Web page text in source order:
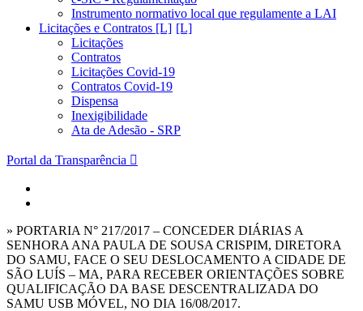
Instrumento normativo local que regulamente a LAI
Licitações e Contratos [L]
Licitações
Contratos
Licitações Covid-19
Contratos Covid-19
Dispensa
Inexigibilidade
Ata de Adesão - SRP
Portal da Transparência
» PORTARIA N° 217/2017 – CONCEDER DIÁRIAS A
SENHORA ANA PAULA DE SOUSA CRISPIM, DIRETORA
DO SAMU, FACE O SEU DESLOCAMENTO A CIDADE DE
SÃO LUÍS – MA, PARA RECEBER ORIENTAÇÕES SOBRE
QUALIFICAÇÃO DA BASE DESCENTRALIZADA DO
SAMU USB MÓVEL, NO DIA 16/08/2017.